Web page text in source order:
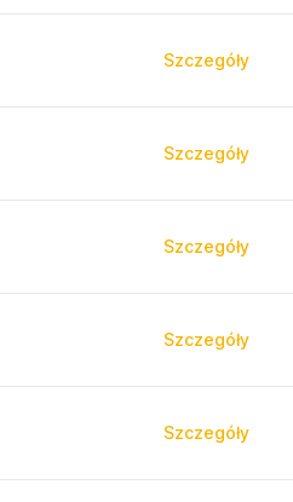
Szczegóły
Szczegóły
Szczegóły
Szczegóły
Szczegóły